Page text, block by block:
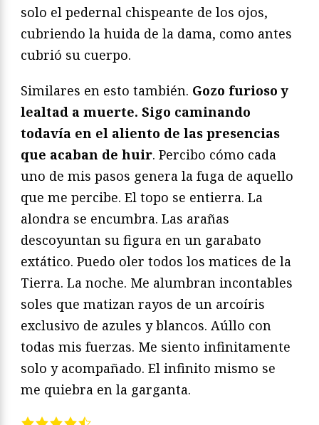
solo el pedernal chispeante de los ojos,
cubriendo la huida de la dama, como antes
cubrió su cuerpo.
Similares en esto también. Gozo furioso y
lealtad a muerte. Sigo caminando
todavía en el aliento de las presencias
que acaban de huir. Percibo cómo cada
uno de mis pasos genera la fuga de aquello
que me percibe. El topo se entierra. La
alondra se encumbra. Las arañas
descoyuntan su figura en un garabato
extático. Puedo oler todos los matices de la
Tierra. La noche. Me alumbran incontables
soles que matizan rayos de un arcoíris
exclusivo de azules y blancos. Aúllo con
todas mis fuerzas. Me siento infinitamente
solo y acompañado. El infinito mismo se
me quiebra en la garganta.